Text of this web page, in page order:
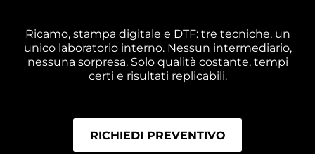
Ricamo, stampa digitale e DTF: tre tecniche, un
unico laboratorio interno. Nessun intermediario,
nessuna sorpresa. Solo qualità costante, tempi
certi e risultati replicabili.
RICHIEDI PREVENTIVO